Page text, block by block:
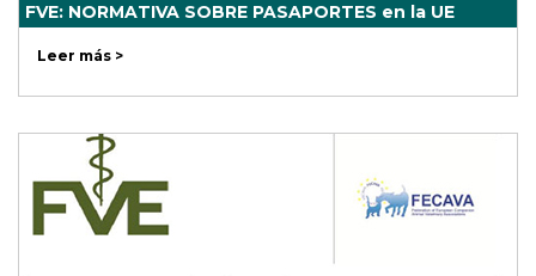
FVE: NORMATIVA SOBRE PASAPORTES en la UE
Leer más >